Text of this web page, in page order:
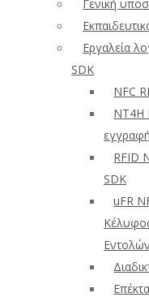
Γενική
Εργαλεία
SDK
NFC
NT4H
RFID
SDK
uFR
Εντολών